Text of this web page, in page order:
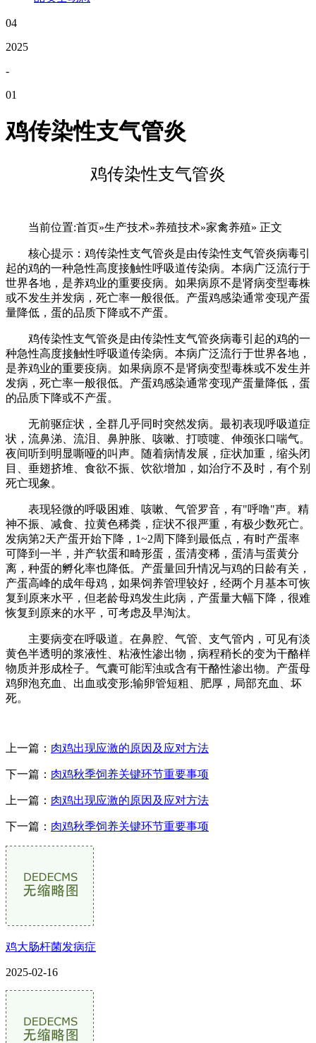
04
2025
-
01
鸡传染性支气管炎
鸡传染性支气管炎
当前位置:首页»生产技术»养殖技术»家禽养殖» 正文
核心提示：鸡传染性支气管炎是由传染性支气管炎病毒引
起的鸡的一种急性高度接触性呼吸道传染病。本病广泛流行于
世界各地，是养鸡业的重要疫病。如果病原不是肾病变型毒株
或不发生并发病，死亡率一般很低。产蛋鸡感染通常变现产蛋
量降低，蛋的品质下降或不产蛋。
鸡传染性支气管炎是由传染性支气管炎病毒引起的鸡的一
种急性高度接触性呼吸道传染病。本病广泛流行于世界各地，
是养鸡业的重要疫病。如果病原不是肾病变型毒株或不发生并
发病，死亡率一般很低。产蛋鸡感染通常变现产蛋量降低，蛋
的品质下降或不产蛋。
无前驱症状，全群几乎同时突然发病。最初表现呼吸道症
状，流鼻涕、流泪、鼻肿胀、咳嗽、打喷嚏、伸颈张口喘气。
夜间听到明显嘶哑的叫声。随着病情发展，症状加重，缩头闭
目、垂翅挤堆、食欲不振、饮欲增加，如治疗不及时，有个别
死亡现象。
表现轻微的呼吸困难、咳嗽、气管罗音，有"呼噜"声。精
神不振、减食、拉黄色稀粪，症状不很严重，有极少数死亡。
发病第2天产蛋开始下降，1~2周下降到最低点，有时产蛋率
可降到一半，并产软蛋和畸形蛋，蛋清变稀，蛋清与蛋黄分
离，种蛋的孵化率也降低。产蛋量回升情况与鸡的日龄有关，
产蛋高峰的成年母鸡，如果饲养管理较好，经两个月基本可恢
复到原来水平，但老龄母鸡发生此病，产蛋量大幅下降，很难
恢复到原来的水平，可考虑及早淘汰。
主要病变在呼吸道。在鼻腔、气管、支气管内，可见有淡
黄色半透明的浆液性、粘液性渗出物，病程稍长的变为干酪样
物质并形成栓子。气囊可能浑浊或含有干酪性渗出物。产蛋母
鸡卵泡充血、出血或变形;输卵管短粗、肥厚，局部充血、坏
死。
上一篇： 肉鸡出现应激的原因及应对方法
下一篇： 肉鸡秋季饲养关键环节重要事项
上一篇： 肉鸡出现应激的原因及应对方法
下一篇： 肉鸡秋季饲养关键环节重要事项
鸡大肠杆菌发病症
2025-02-16